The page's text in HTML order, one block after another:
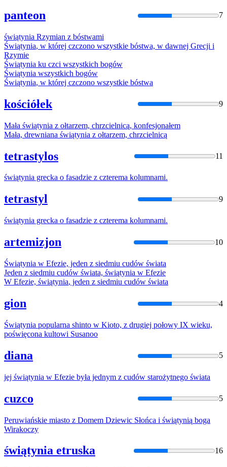
panteon 7
świątynia Rzymian z bóstwami
Świątynia, w której czczono wszystkie bóstwa, w dawnej Grecji i
Rzymie
Świątynia ku czci wszystkich bogów
Świątynia wszystkich bogów
Świątynia, w której czczono wszystkie bóstwa
kościółek 9
Mała świątynia z ołtarzem, chrzcielnicą, konfesjonałem
Mała, drewniana świątynia z ołtarzem, chrzcielnicą
tetrastylos 11
świątynia grecka o fasadzie z czterema kolumnami.
tetrastyl 9
świątynia grecka o fasadzie z czterema kolumnami.
artemizjon 10
Świątynia w Efezie, jeden z siedmiu cudów świata
Jeden z siedmiu cudów świata, świątynia w Efezie
W Efezie, świątynia, jeden z siedmiu cudów świata
gion 4
Świątynia popularna shinto w Kioto, z drugiej połowy IX wieku,
poświęcona kultowi Susanoo
diana 5
jej świątynia w Efezie była jednym z cudów starożytnego świata
cuzco 5
Peruwiańskie miasto z Domem Dziewic Słońca i świątynią boga
Wirakoczy
świątynia etruska 16